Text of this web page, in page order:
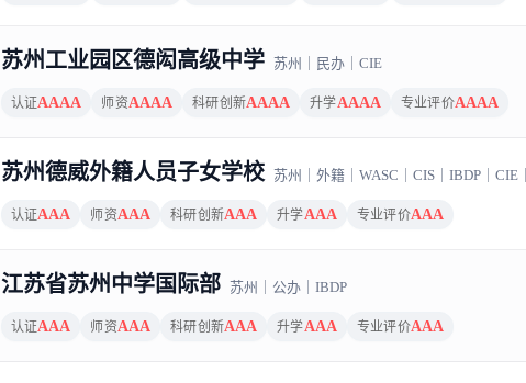
苏州工业园区德闳高级中学 苏州 民办｜ CIE
认证AAAA 师资AAAA 科研创新AAAA 升学AAAA 专业评价AAAA
苏州德威外籍人员子女学校 苏州 外籍｜ WASC CIS｜ IBDP｜ CIE｜
认证AAA 师资AAA 科研创新AAA 升学AAA 专业评价AAA
江苏省苏州中学国际部 苏州 公办｜ IBDP
认证AAA 师资AAA 科研创新AAA 升学AAA 专业评价AAA